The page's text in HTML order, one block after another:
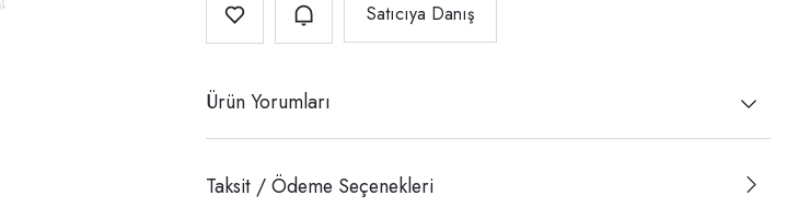
Satıcıya Danış
Ürün Yorumları
Taksit / Ödeme Seçenekleri